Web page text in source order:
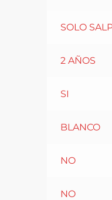
SOLO
2 AÑOS
SI
BLANCO
NO
NO